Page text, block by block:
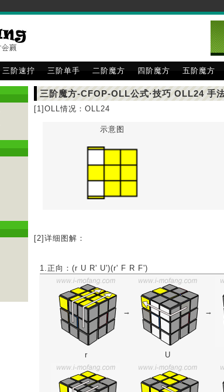
三阶速拧 三阶单手 二阶魔方 四阶魔方 五阶魔方
三阶魔方-CFOP-OLL公式·技巧 OLL24 手
[1]OLL情况：OLL24
示意图
[2]详细图解：
1.正向：(r U R' U')(r' F R F')
→ →
r U